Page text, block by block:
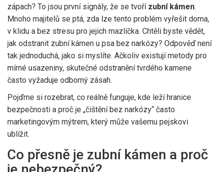
zápach? To jsou první signály, že se tvoří zubní kámen.
Mnoho majitelů se ptá, zda lze tento problém vyřešit doma,
v klidu a bez stresu pro jejich mazlíčka. Chtěli byste vědět,
jak odstranit zubní kámen u psa bez narkózy? Odpověď není
tak jednoduchá, jako si myslíte. Ačkoliv existují metody pro
mírné usazeniny, skutečné odstranění tvrdého kamene
často vyžaduje odborný zásah.
Pojďme si rozebrat, co reálně funguje, kde leží hranice
bezpečnosti a proč je „čištění bez narkózy“ často
marketingovým mýtrem, který může vašemu pejskovi
ublížit.
Co přesně je zubní kámen a proč